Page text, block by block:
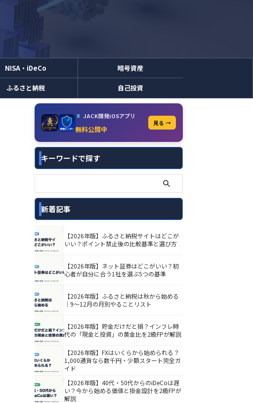
NISA・iDeCo 暗号資産
ふるさと納税 自己投資
JACK開発iOSアプリ
無料公開中
見る →
キーワードで探す
新着記事
【2026年版】ふるさと納税サイトはどこが
いい？ポイント禁止後の比較基準と選び方
【2026年版】ネット証券はどこがいい？初
心者が自分に合う1社を選ぶ5つの基準
【2026年版】ふるさと納税は秋から始める
｜9〜12月の月別やることリスト
【2026年版】貯金だけだと損？インフレ時
代の「現金と投資」の黄金比を2級FPが解説
【2026年版】FXはいくらから始められる？
1,000通貨なら数千円・少額スタート完全ガ
イド
【2026年版】40代・50代からのiDeCoは遅
い？今から始める価値と掛金設計を2級FPが
解説